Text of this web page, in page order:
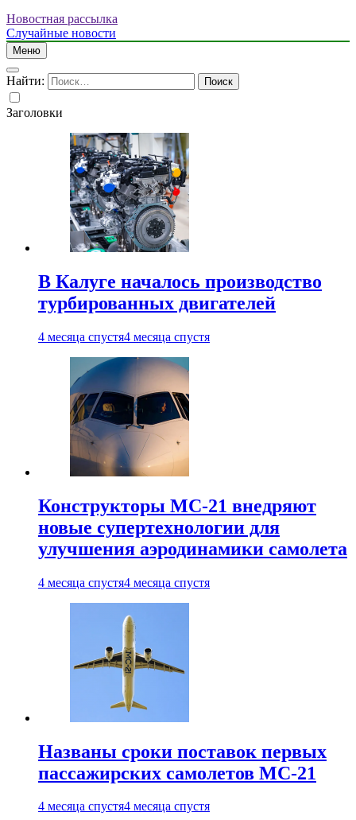
Новостная рассылка
Случайные новости
Меню
Найти:
Заголовки
В Калуге началось производство
турбированных двигателей
4 месяца спустя4 месяца спустя
Конструкторы МС-21 внедряют
новые супертехнологии для
улучшения аэродинамики самолета
4 месяца спустя4 месяца спустя
Названы сроки поставок первых
пассажирских самолетов МС-21
4 месяца спустя4 месяца спустя